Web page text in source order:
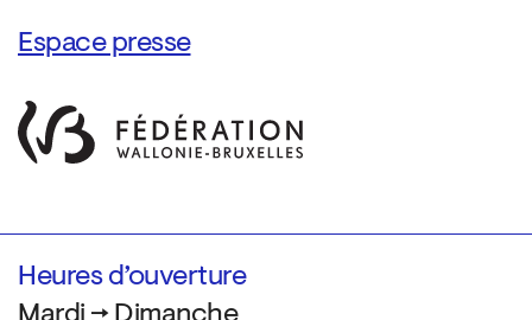
Espace presse
Heures d’ouverture